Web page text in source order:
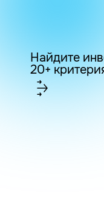
Найдите
20+